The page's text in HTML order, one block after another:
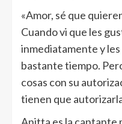
«Amor, sé que
Cuando vi que les
inmediatamente y
bastante tiempo.
cosas con su
tienen que